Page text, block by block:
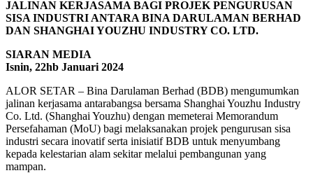
JALINAN KERJASAMA BAGI PROJEK PENGURUSAN
SISA INDUSTRI ANTARA BINA DARULAMAN BERHAD
DAN SHANGHAI YOUZHU INDUSTRY CO. LTD.
SIARAN MEDIA
Isnin, 22hb Januari 2024
ALOR SETAR – Bina Darulaman Berhad (BDB) mengumumkan
jalinan kerjasama antarabangsa bersama Shanghai Youzhu Industry
Co. Ltd. (Shanghai Youzhu) dengan memeterai Memorandum
Persefahaman (MoU) bagi melaksanakan projek pengurusan sisa
industri secara inovatif serta inisiatif BDB untuk menyumbang
kepada kelestarian alam sekitar melalui pembangunan yang
mampan.